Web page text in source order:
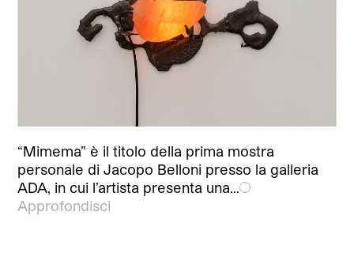
“Mimema” è il titolo della prima mostra
personale di Jacopo Belloni presso la galleria
ADA, in cui l’artista presenta una…
Approfondisci